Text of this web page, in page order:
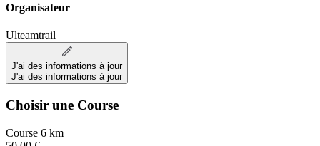
Organisateur
Ulteamtrail
J'ai des informations à jour
J'ai des informations à jour
Choisir une Course
Course 6 km